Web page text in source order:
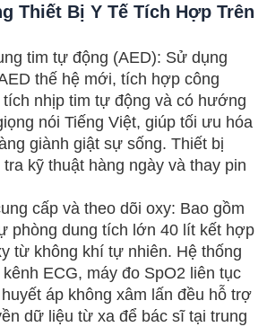
Thiết Bị Y Tế Tích Hợp Trên
tim tự động (AED): Sử dụng
thế hệ mới, tích hợp công
tích nhịp tim tự động và có hướng
nói Tiếng Việt, giúp tối ưu hóa
giành giật sự sống. Thiết bị
kỹ thuật hàng ngày và thay pin
cấp và theo dõi oxy: Bao gồm
phòng dung tích lớn 40 lít kết hợp
từ không khí tự nhiên. Hệ thống
ECG, máy đo SpO2 liên tục
áp không xâm lấn đều hỗ trợ
dữ liệu từ xa để bác sĩ tại trung